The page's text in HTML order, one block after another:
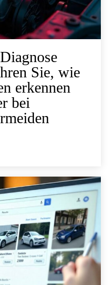
Sie, wie
erkennen
bei